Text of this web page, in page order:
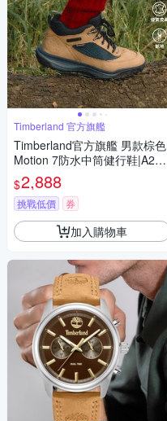
Timberland 官方旗艦
Timberland官方旗艦 男款棕色
Motion 7防水中筒健行鞋|A2ND
CEM5
$2,888
挑戰低價 券
加入購物車